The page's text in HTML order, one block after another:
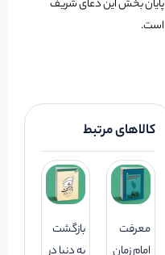
پایان بخش این دعای شریف
است.
کالاهای مرتبط
معرفت
امام زمان
بازگشت
به دنیا در